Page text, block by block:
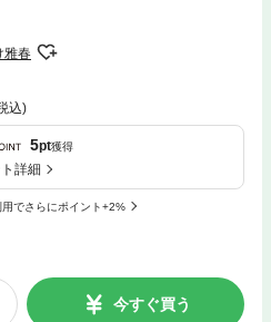
雅春
込)
5pt獲得
詳細
でさらにポイント+2%
今すぐ買う